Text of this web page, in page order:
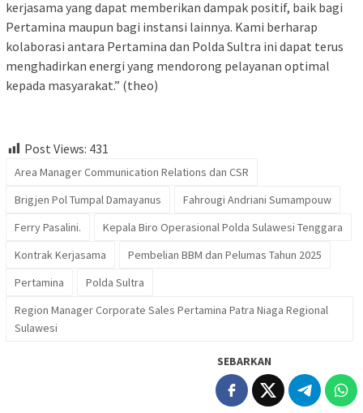
kerjasama yang dapat memberikan dampak positif, baik bagi
Pertamina maupun bagi instansi lainnya. Kami berharap
kolaborasi antara Pertamina dan Polda Sultra ini dapat terus
menghadirkan energi yang mendorong pelayanan optimal
kepada masyarakat.” (theo)
Post Views: 431
Area Manager Communication Relations dan CSR
Brigjen Pol Tumpal Damayanus
Fahrougi Andriani Sumampouw
Ferry Pasalini.
Kepala Biro Operasional Polda Sulawesi Tenggara
Kontrak Kerjasama
Pembelian BBM dan Pelumas Tahun 2025
Pertamina
Polda Sultra
Region Manager Corporate Sales Pertamina Patra Niaga Regional
Sulawesi
SEBARKAN